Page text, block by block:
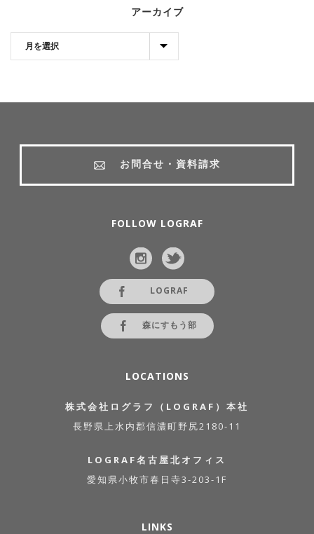
アーカイブ
お問合せ・資料請求
FOLLOW LOGRAF
LOGRAF
森にすもう部
LOCATIONS
株式会社ログラフ（LOGRAF）本社
長野県上水内郡信濃町野尻2180-11
LOGRAF名古屋北オフィス
愛知県小牧市春日寺3-203-1F
LINKS